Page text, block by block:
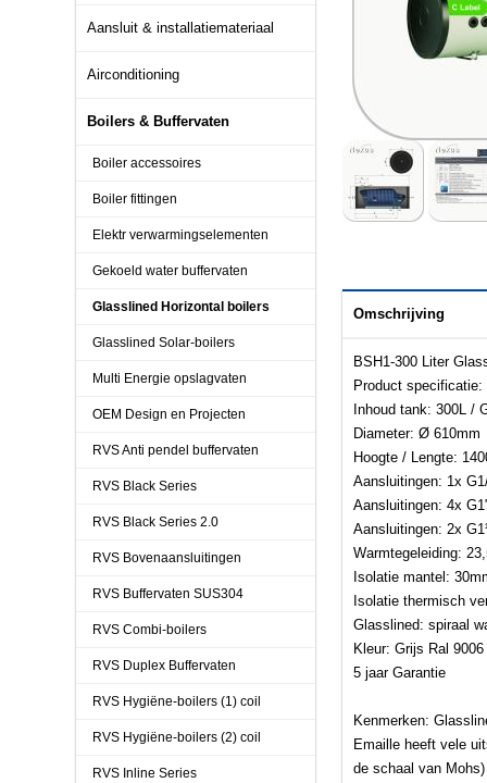
Aansluit & installatiemateriaal
Airconditioning
Boilers & Buffervaten
Boiler accessoires
Boiler fittingen
Elektr verwarmingselementen
Gekoeld water buffervaten
Glasslined Horizontal boilers
Glasslined Solar-boilers
Multi Energie opslagvaten
OEM Design en Projecten
RVS Anti pendel buffervaten
RVS Black Series
RVS Black Series 2.0
RVS Bovenaansluitingen
RVS Buffervaten SUS304
RVS Combi-boilers
RVS Duplex Buffervaten
RVS Hygiëne-boilers (1) coil
RVS Hygiëne-boilers (2) coil
RVS Inline Series
Omschrijving
BSH1-300 Liter
Product specificatie:
Inhoud tank: 300L /
Diameter: Ø 610mm
Hoogte / Lengte:
Aansluitingen: 1x
Aansluitingen: 4x
Aansluitingen: 2x
Warmtegeleiding:
Isolatie mantel:
Isolatie thermisch
Glasslined: spiraal
Kleur: Grijs Ral 9006
5 jaar Garantie
Kenmerken:
Emaille heeft vele
de schaal van